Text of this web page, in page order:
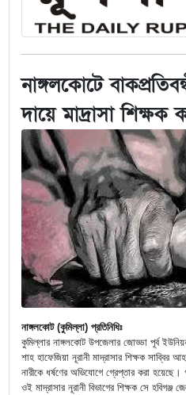
নাঙ্গলকোটে
দায়ে মাদ্রাসা শিক্ষক
নাঙ্গলকোট (কুমিল্লা) প্রতিনিধিঃ
কুমিল্লার নাঙ্গলকোট উপজেলার জোড্ডা পূর্ব
শাহ হাফেজিয়া নূরানী মাদ্রাসার শিক্ষক
নারীকে ধর্ষণের অভিযোগে গ্রেপ্তার করা
ওই মাদ্রাসার নূরানী বিভাগের শিক্ষক সে হবিগঞ্জ